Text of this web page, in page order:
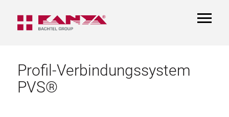
Profil-Verbindungssystem
PVS®